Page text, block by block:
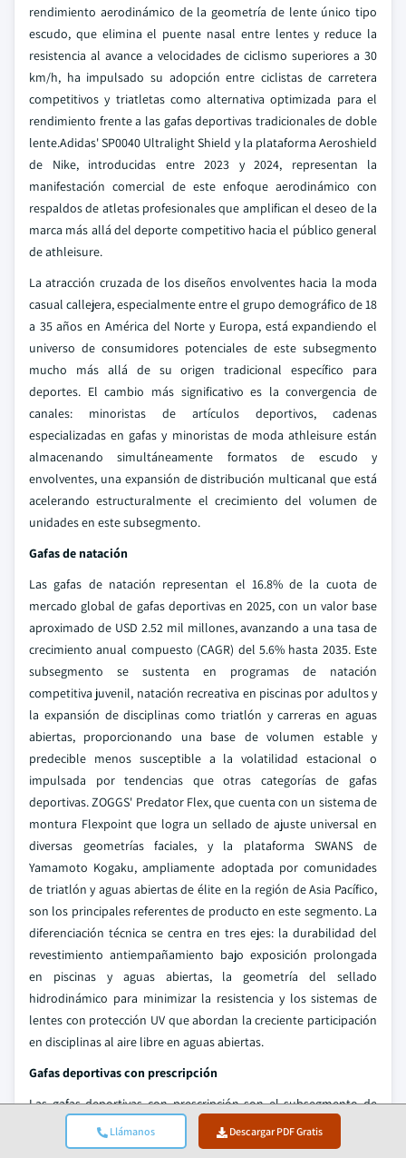
Llámanos Descargar PDF Gratis
rendimiento aerodinámico de la geometría de lente único tipo
escudo, que elimina el puente nasal entre lentes y reduce la
resistencia al avance a velocidades de ciclismo superiores a 30
km/h, ha impulsado su adopción entre ciclistas de carretera
competitivos y triatletas como alternativa optimizada para el
rendimiento frente a las gafas deportivas tradicionales de doble
lente.Adidas' SP0040 Ultralight Shield y la plataforma Aeroshield
de Nike, introducidas entre 2023 y 2024, representan la
manifestación comercial de este enfoque aerodinámico con
respaldos de atletas profesionales que amplifican el deseo de la
marca más allá del deporte competitivo hacia el público general
de athleisure.
La atracción cruzada de los diseños envolventes hacia la moda
casual callejera, especialmente entre el grupo demográfico de 18
a 35 años en América del Norte y Europa, está expandiendo el
universo de consumidores potenciales de este subsegmento
mucho más allá de su origen tradicional específico para
deportes. El cambio más significativo es la convergencia de
canales: minoristas de artículos deportivos, cadenas
especializadas en gafas y minoristas de moda athleisure están
almacenando simultáneamente formatos de escudo y
envolventes, una expansión de distribución multicanal que está
acelerando estructuralmente el crecimiento del volumen de
unidades en este subsegmento.
Gafas de natación
Las gafas de natación representan el 16.8% de la cuota de
mercado global de gafas deportivas en 2025, con un valor base
aproximado de USD 2.52 mil millones, avanzando a una tasa de
crecimiento anual compuesto (CAGR) del 5.6% hasta 2035. Este
subsegmento se sustenta en programas de natación
competitiva juvenil, natación recreativa en piscinas por adultos y
la expansión de disciplinas como triatlón y carreras en aguas
abiertas, proporcionando una base de volumen estable y
predecible menos susceptible a la volatilidad estacional o
impulsada por tendencias que otras categorías de gafas
deportivas. ZOGGS' Predator Flex, que cuenta con un sistema de
montura Flexpoint que logra un sellado de ajuste universal en
diversas geometrías faciales, y la plataforma SWANS de
Yamamoto Kogaku, ampliamente adoptada por comunidades
de triatlón y aguas abiertas de élite en la región de Asia Pacífico,
son los principales referentes de producto en este segmento. La
diferenciación técnica se centra en tres ejes: la durabilidad del
revestimiento antiempañamiento bajo exposición prolongada
en piscinas y aguas abiertas, la geometría del sellado
hidrodinámico para minimizar la resistencia y los sistemas de
lentes con protección UV que abordan la creciente participación
en disciplinas al aire libre en aguas abiertas.
Gafas deportivas con prescripción
Las gafas deportivas con prescripción son el subsegmento de
producto de más rápido crecimiento, avanzando a un CAGR del
8.7% desde una cuota base del 6.3% y un valor aproximado de